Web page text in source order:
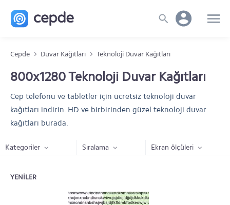
Cepde Duvar Kağıtları Teknoloji Duvar Kağıtları
800x1280 Teknoloji Duvar Kağıtları
Cep telefonu ve tabletler için ücretsiz teknoloji duvar
kağıtları indirin. HD ve birbirinden güzel teknoloji duvar
kağıtları burada.
Kategoriler Sıralama Ekran ölçüleri
YENILER